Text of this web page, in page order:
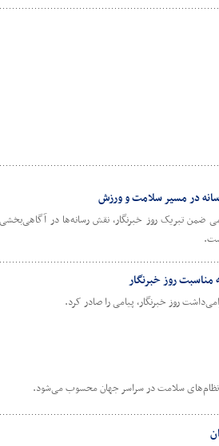
در مسیر سلامت و ورزش
ضمن تبریک روز خبرنگار، نقش رسانه‌ها در
روز خبرنگار
روز خبرنگار، پیامی را صادر کرد.
نظام‌های سلامت در سراسر جهان محسوب می‌شود.